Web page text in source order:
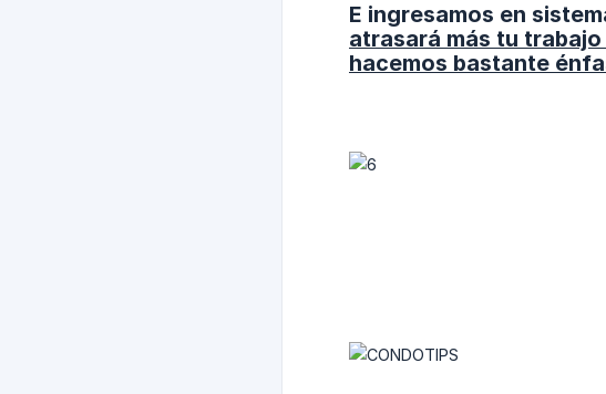
E ingresamos en
atrasará más tu
hacemos bastante